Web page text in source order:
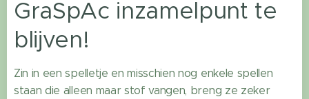
GraSpAc inzamelpunt te
blijven!
Zin in een spelletje en misschien nog enkele spellen
staan die alleen maar stof vangen, breng ze zeker